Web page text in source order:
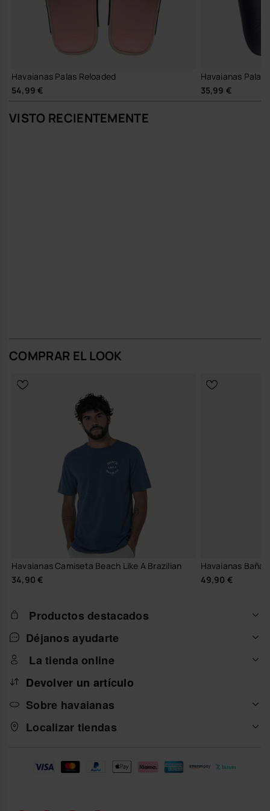
Havaianas Palas Reloaded
54,99 €
Havaianas Palas
35,99 €
VISTO RECIENTEMENTE
COMPRAR EL LOOK
Havaianas Camiseta Beach Like A Brazilian
34,90 €
Havaianas
49,90 €
Productos destacados
Déjanos ayudarte
La tienda online
Devolver un artículo
Sobre havaianas
Localizar tiendas